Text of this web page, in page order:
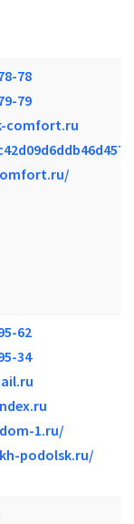
78
79
comfort.ru
62
34
1.ru/
podolsk.ru/